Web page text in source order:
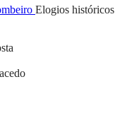
Elogios históricos